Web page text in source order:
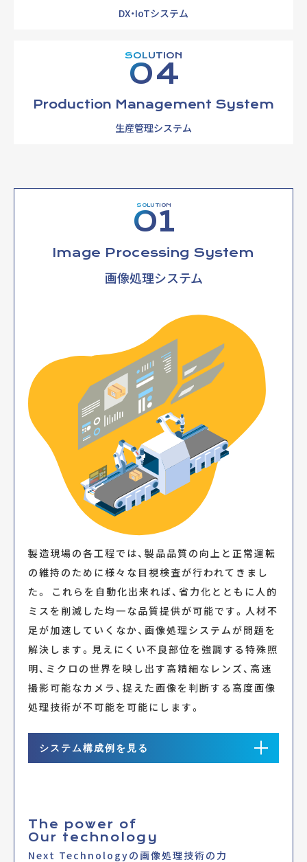
DX・IoTシステム
SOLUTION
04
Production Management System
生産管理システム
SOLUTION
01
Image Processing System
画像処理システム
製造現場の各工程では、製品品質の向上と正常運転
の維持のために様々な目視検査が行われてきまし
た。 これらを自動化出来れば、省力化とともに人的
ミスを削減した均一な品質提供が可能です。人材不
足が加速していくなか、画像処理システムが問題を
解決します。見えにくい不良部位を強調する特殊照
明、ミクロの世界を映し出す高精細なレンズ、高速
撮影可能なカメラ、捉えた画像を判断する高度画像
処理技術が不可能を可能にします。
システム構成例を見る
システム構成例
The power of
Our technology
Next Technologyの画像処理技術の力